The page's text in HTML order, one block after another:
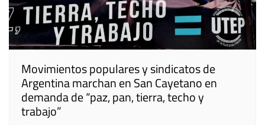
Movimientos populares y sindicatos de
Argentina marchan en San Cayetano en
demanda de “paz, pan, tierra, techo y
trabajo”